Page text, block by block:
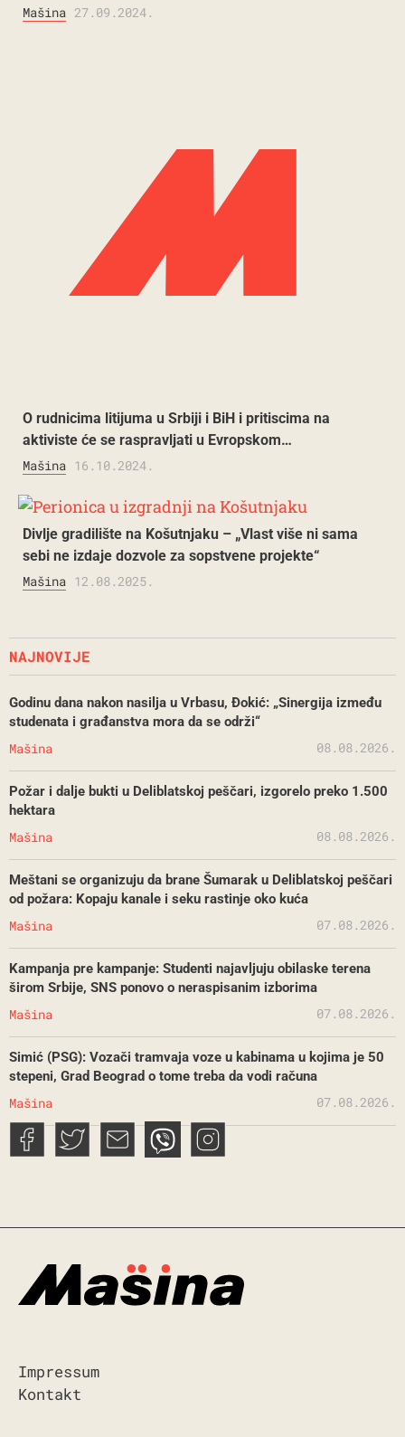
Mašina 27.09.2024.
O rudnicima litijuma u Srbiji i BiH i pritiscima na
aktiviste će se raspravljati u Evropskom…
Mašina 16.10.2024.
Divlje gradilište na Košutnjaku – „Vlast više ni sama
sebi ne izdaje dozvole za sopstvene projekte“
Mašina 12.08.2025.
NAJNOVIJE
Godinu dana nakon nasilja u Vrbasu, Đokić: „Sinergija između
studenata i građanstva mora da se održi“
Mašina 08.08.2026.
Požar i dalje bukti u Deliblatskoj peščari, izgorelo preko 1.500
hektara
Mašina 08.08.2026.
Meštani se organizuju da brane Šumarak u Deliblatskoj peščari
od požara: Kopaju kanale i seku rastinje oko kuća
Mašina 07.08.2026.
Kampanja pre kampanje: Studenti najavljuju obilaske terena
širom Srbije, SNS ponovo o neraspisanim izborima
Mašina 07.08.2026.
Simić (PSG): Vozači tramvaja voze u kabinama u kojima je 50
stepeni, Grad Beograd o tome treba da vodi računa
Mašina 07.08.2026.
Impressum
Kontakt